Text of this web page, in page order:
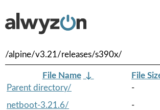
/alpine/v3.21/releases/s390x/
File Name ↓ File
Parent directory/
-
netboot-3.21.6/
-